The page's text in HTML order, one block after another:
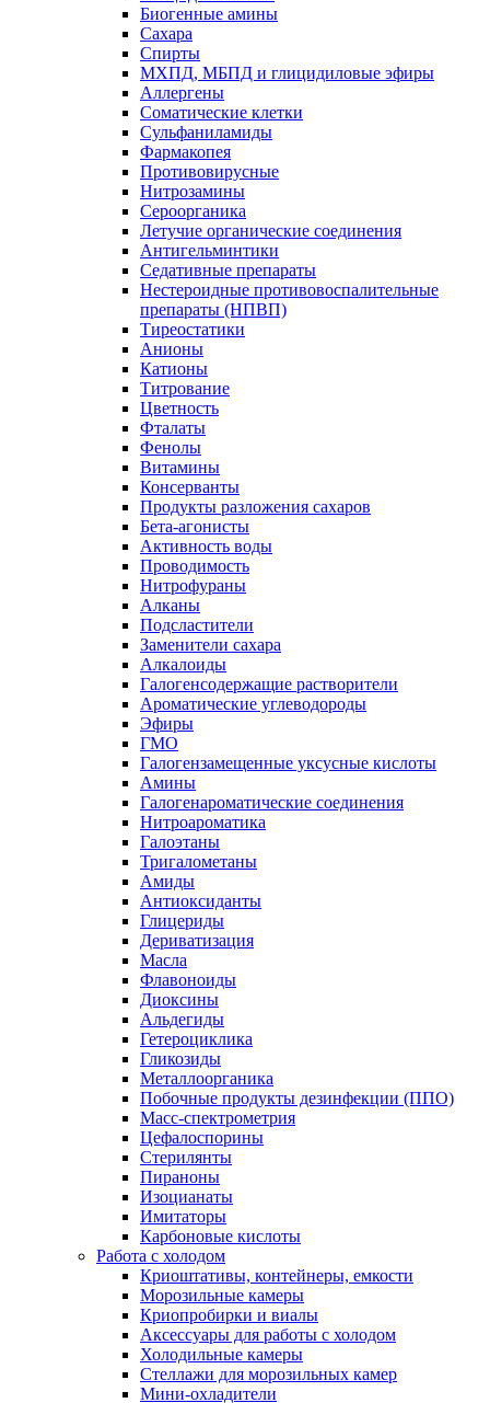
Биогенные амины
Сахара
Спирты
МХПД, МБПД и глицидиловые эфиры
Аллергены
Соматические клетки
Сульфаниламиды
Фармакопея
Противовирусные
Нитрозамины
Сероорганика
Летучие органические соединения
Антигельминтики
Седативные препараты
Нестероидные противовоспалительные
препараты (НПВП)
Тиреостатики
Анионы
Катионы
Титрование
Цветность
Фталаты
Фенолы
Витамины
Консерванты
Продукты разложения сахаров
Бета-агонисты
Активность воды
Проводимость
Нитрофураны
Алканы
Подсластители
Заменители сахара
Алкалоиды
Галогенсодержащие растворители
Ароматические углеводороды
Эфиры
ГМО
Галогензамещенные уксусные кислоты
Амины
Галогенароматические соединения
Нитроароматика
Галоэтаны
Тригалометаны
Амиды
Антиоксиданты
Глицериды
Дериватизация
Масла
Флавоноиды
Диоксины
Альдегиды
Гетероциклика
Гликозиды
Металлоорганика
Побочные продукты дезинфекции (ППО)
Масс-спектрометрия
Цефалоспорины
Стерилянты
Пираноны
Изоцианаты
Имитаторы
Карбоновые кислоты
Работа с холодом
Криоштативы, контейнеры, емкости
Морозильные камеры
Криопробирки и виалы
Аксессуары для работы с холодом
Холодильные камеры
Стеллажи для морозильных камер
Мини-охладители